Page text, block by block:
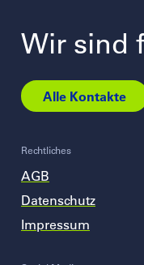
Wir sind
Alle Kontakte
Rechtliches
AGB
Datenschutz
Impressum